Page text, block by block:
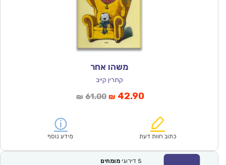
משהו אחר
קתרין קייב
₪ 61.00המחיר
₪61.00.
₪ 42.90המחיר
הוא:
כתוב חוות דעת מידע נוסף
5 דירוגי מומחים